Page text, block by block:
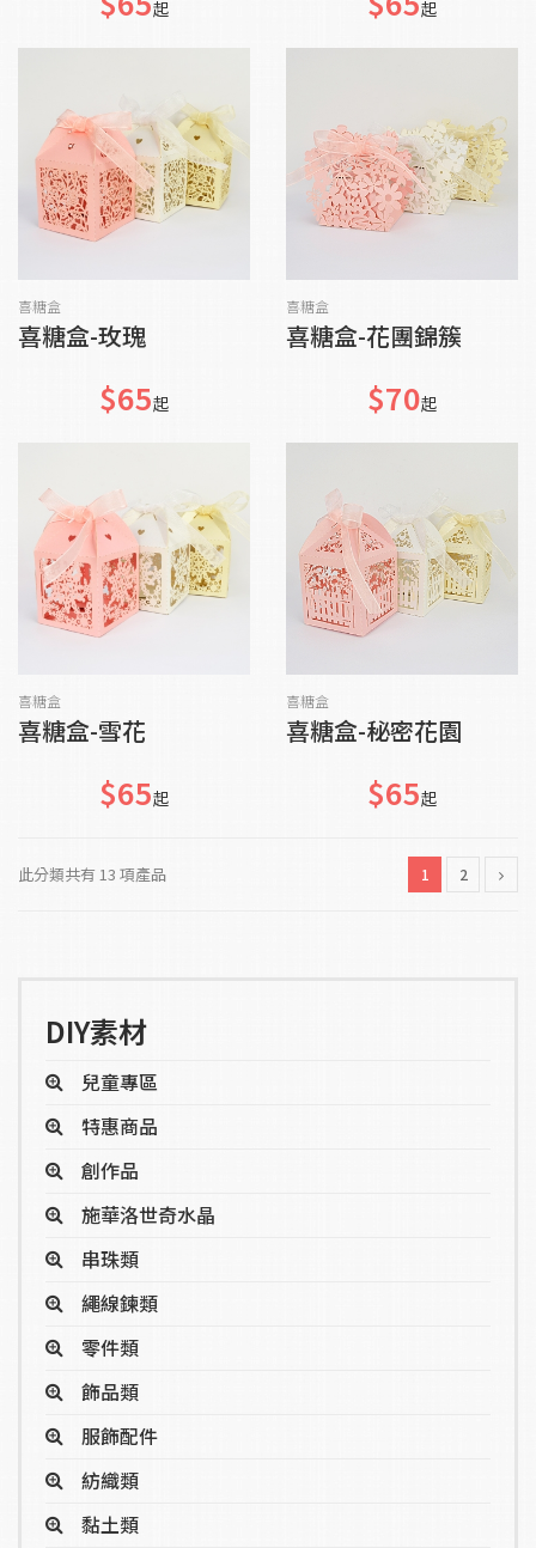
起 起
喜糖盒
喜糖盒-玫瑰
$65起
喜糖盒
喜糖盒-花團錦簇
$70起
喜糖盒
喜糖盒-雪花
$65起
喜糖盒
喜糖盒-秘密花園
$65起
此分類共有 13 項產品 1 2
DIY素材
兒童專區
特惠商品
創作品
施華洛世奇水晶
串珠類
繩線鍊類
零件類
飾品類
服飾配件
紡織類
黏土類